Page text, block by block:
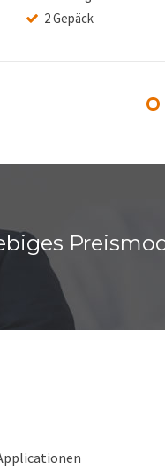
2 Gepäck